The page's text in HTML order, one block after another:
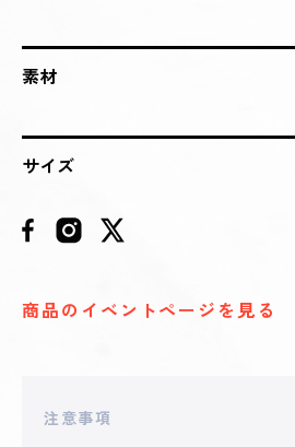
**ROYA0715
**ku1199
素材
サイズ
商品のイベントページを見る
注意事項